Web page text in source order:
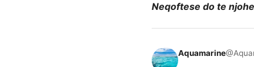
Neqoftese do te
Aquamarine